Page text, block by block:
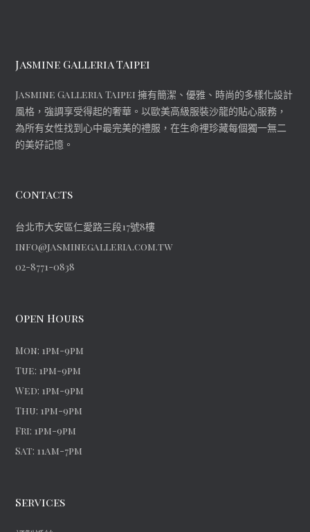
Jasmine Galleria Taipei
Jasmine Galleria Taipei 擁有簡潔、優雅、時尚的多樣化設計
風格，強調享受得起的奢華。以歐美高級服裝沙龍的貼心服務，
為所有女性找到心中最完美的禮服，在生命裡珍藏每個獨一無二
的美好記憶。
Contacts
台北市大安區仁愛路三段17號8樓
info@jasminegalleria.com.tw
02-8771-0838
Open Hours
Mon: 1pm-9pm
Tue: 1pm-9pm
Wed: 1pm-9pm
Thu: 1pm-9pm
Fri: 1pm-9pm
Sat: 11am-7pm
Services